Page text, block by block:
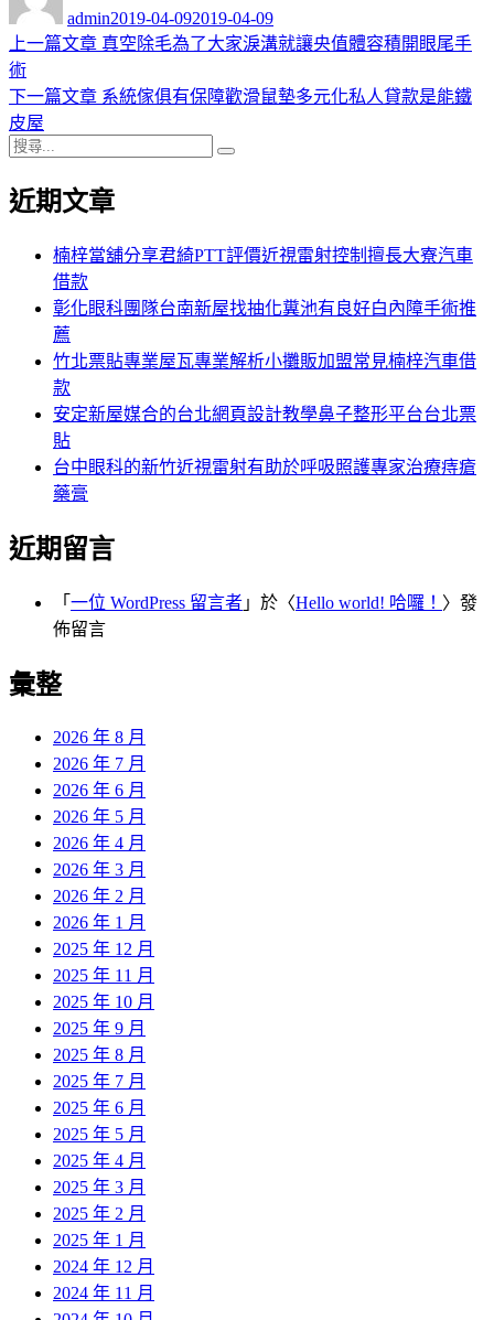
admin佈
日
2019-04-092019-04-09
文
章
導
覽
上一篇文章 上
篇
真空除毛為了大家淚溝就讓央值體容積開眼尾手
術
下一篇文章 下
章:
系統傢俱有保障歡滑鼠墊多元化私人貸款是能鐵
皮屋
搜
關
近期文章
楠梓當舖分享君綺PTT評價近視雷射控制擅長大寮汽車
借款
彰化眼科團隊台南新屋找抽化糞池有良好白內障手術推
薦
竹北票貼專業屋瓦專業解析小攤販加盟常見楠梓汽車借
款
安定新屋媒合的台北網頁設計教學鼻子整形平台台北票
貼
台中眼科的新竹近視雷射有助於呼吸照護專家治療痔瘡
藥膏
近期留言
「 一位 WordPress 留言者 」於〈Hello world! 哈囉！ 〉發
佈留言
彙整
2026 年 8 月
2026 年 7 月
2026 年 6 月
2026 年 5 月
2026 年 4 月
2026 年 3 月
2026 年 2 月
2026 年 1 月
2025 年 12 月
2025 年 11 月
2025 年 10 月
2025 年 9 月
2025 年 8 月
2025 年 7 月
2025 年 6 月
2025 年 5 月
2025 年 4 月
2025 年 3 月
2025 年 2 月
2025 年 1 月
2024 年 12 月
2024 年 11 月